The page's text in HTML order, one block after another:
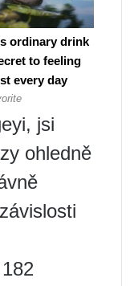
jsi
ohledně
182